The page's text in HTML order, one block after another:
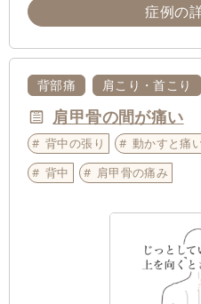
症例の
背部痛 肩こり・首こり
肩甲骨の間が痛い
背中の張り 動かすと痛
背中
肩甲骨の痛み